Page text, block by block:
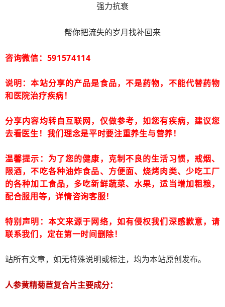
强力抗衰
帮你把流失的岁月找补回来
咨询微信：591574114
说明：本站分享的产品是食品，不是药物，不能代替药物
和医院治疗疾病！
分享内容均转自互联网，仅做参考，如您有疾病，建议您
去看医生！我们理念是平时要注重养生与营养！
温馨提示：为了您的健康，克制不良的生活习惯，戒烟、
限酒，不吃各种油炸食品、方便面、烧烤肉类、少吃工厂
的各种加工食品，多吃新鲜蔬菜、水果，适当增加粗粮，
配合服用等，详情咨询客服！
特别声明：本文来源于网络，如有侵权我们深感歉意，请
联系我们，定在第一时间删除！
站所有文章，如无特殊说明或标注，均为本站原创发布。
人参黄精菊苣复合片主要成分：